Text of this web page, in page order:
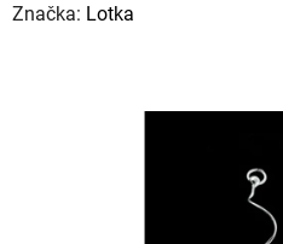
Značka: Lotka